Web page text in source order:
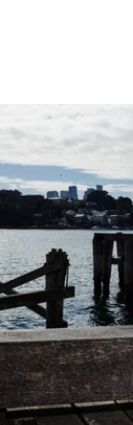
空间，涵盖住
根据联合国教
人为本、因地
了芬兰对现代
入选项目中最
“阿尔瓦·阿尔
阿尔瓦·阿尔托
为两人的私人
兰首都赫尔辛
Culture，1958
（Finlandia
乐厅功能。